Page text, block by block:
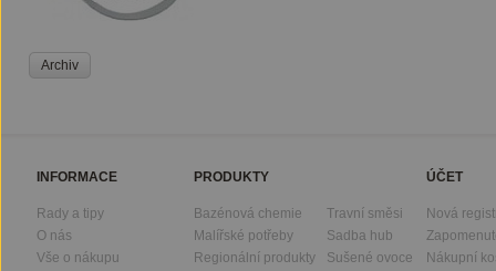
Archiv
INFORMACE PRODUKTY ÚČET
Rady a tipy
O nás
Vše o nákupu
Bazénová chemie
Malířské potřeby
Regionální produkty
Travní směsi
Sadba hub
Sušené ovoce
Nová
Nákupní